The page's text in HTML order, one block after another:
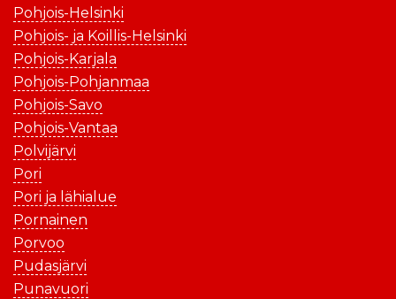
Pohjois-Helsinki
Pohjois- ja Koillis-Helsinki
Pohjois-Karjala
Pohjois-Pohjanmaa
Pohjois-Savo
Pohjois-Vantaa
Polvijärvi
Pori
Pori ja lähialue
Pornainen
Porvoo
Pudasjärvi
Punavuori